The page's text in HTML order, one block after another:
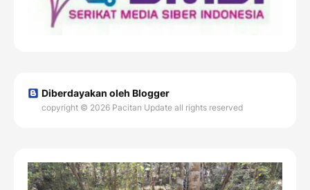
Diberdayakan oleh Blogger
copyright © 2026 Pacitan Update all rights reserved